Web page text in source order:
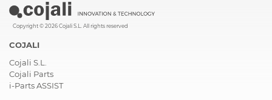
Copyright © 2026 Cojali S.L. All rights reserved
COJALI
Cojali S.L.
Cojali Parts
i-Parts ASSIST